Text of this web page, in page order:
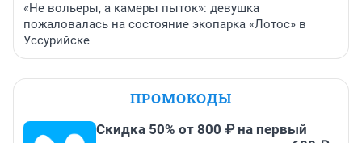
«Не вольеры, а камеры пыток»: девушка
пожаловалась на состояние экопарка «Лотос» в
Уссурийске
ПРОМОКОДЫ
Скидка 50% от 800 ₽ на первый